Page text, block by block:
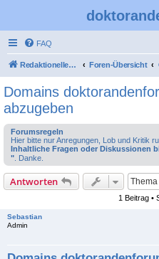
FAQ
Redaktioneller Teil Foren-Übersicht
Domains
abzugeben
Forumsregeln
Hier bitte nur Anregungen, Lob und Kritik
Inhaltliche Fragen oder Diskussionen
" . Danke.
Antworten
1 Beitrag •
Sebastian
Admin